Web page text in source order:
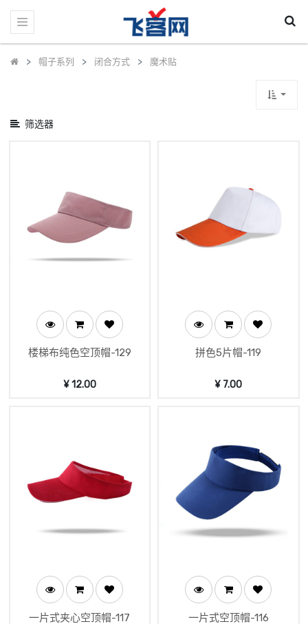
帽子系列 闭合方式 魔术贴
筛选器
类
楼梯布纯色空顶帽-129
¥12.00
拼色5片帽-119
¥ 7.00
一片式夹心空顶帽-117 一片式空顶帽-116